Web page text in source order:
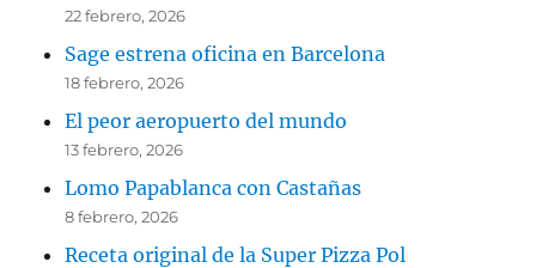
22 febrero, 2026
Sage estrena oficina en Barcelona
18 febrero, 2026
El peor aeropuerto del mundo
13 febrero, 2026
Lomo Papablanca con Castañas
8 febrero, 2026
Receta original de la Super Pizza Pol